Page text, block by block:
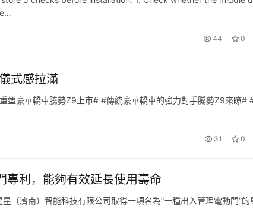
44 0
式感拉滿
塑豪華轎車騰勢Z9上市# #傳統豪華轎車的強力對手騰勢Z9來瞭#
31 0
專利，能夠有效延長使用壽命
（濟南）智能科技有限公司取得一項名為“一種出入管理電動門”的